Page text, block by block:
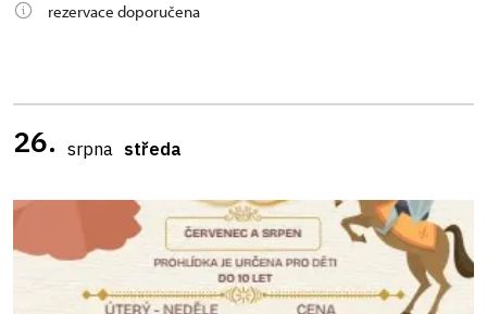
rezervace doporučena
26. srpna středa